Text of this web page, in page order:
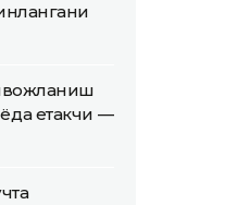
етакчи —